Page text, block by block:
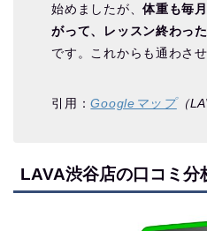
始めましたが、体重も毎
がって、レッスン終わっ
です。これからも通わさ
引用：Googleマップ（
LAVA渋谷店の口コミ分